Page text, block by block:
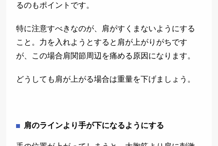
るのもポイントです。
特に注意すべきなのが、肩がすくまないようにする
こと。力を入れようとすると肩が上がりがちです
が、この場合肩関節周辺を痛める原因になります。
どうしても肩が上がる場合は重量を下げましょう。
肩のラインより手が下になるようにする